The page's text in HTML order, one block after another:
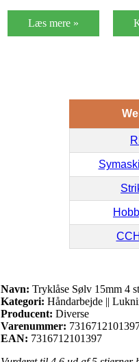
Læs mere »
Navn: Tryklåse Sølv 15mm 4
Kategori: Håndarbejde ||
Producent: Diverse
Varenummer:
EAN: 7316712101397